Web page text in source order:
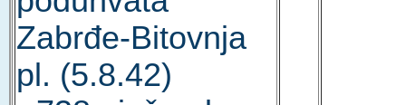
Zabrđe-Bitovnja
pl. (5.8.42)